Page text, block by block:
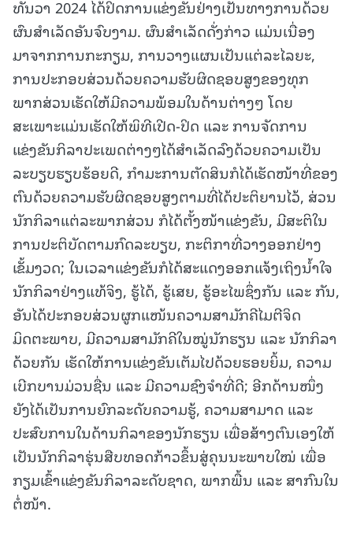
ທັນວາ 2024 ໄດ້ປິດການແຂ່ງຂັນຢ່າງເປັນທາງການດ້ວຍ
ຜົນສໍາເລັດອັນຈົບງາມ. ຜົນສຳເລັດດັ່ງກ່າວ ແມ່ນເນື່ອງ
ມາຈາກການກະກຽມ, ການວາງແຜນເປັນແຕ່ລະໄລຍະ,
ການປະກອບສ່ວນດ້ວຍຄວາມຮັບຜິດຊອບສູງຂອງທຸກ
ພາກສ່ວນເຮັດໃຫ້ມີຄວາມພ້ອມໃນດ້ານຕ່າງໆ ໂດຍ
ສະເພາະແມ່ນເຮັດໃຫ້ພິທີເປີດ-ປິດ ແລະ ການຈັດການ
ແຂ່ງຂັນກິລາປະເພດຕ່າງໆໄດ້ສຳເລັດລົງດ້ວຍຄວາມເປັນ
ລະບຽບຮຽບຮ້ອຍດີ, ກຳມະການຕັດສິນກໍໄດ້ເຮັດໜ້າທີ່ຂອງ
ຕົນດ້ວຍຄວາມຮັບຜິດຊອບສູງຕາມທີ່ໄດ້ປະຕິຍານໄວ້, ສ່ວນ
ນັກກິລາແຕ່ລະພາກສ່ວນ ກໍໄດ້ຕັ້ງໜ້າແຂ່ງຂັນ, ມີສະຕິໃນ
ການປະຕິບັດຕາມກົດລະບຽບ, ກະຕິກາທີ່ວາງອອກຢ່າງ
ເຂັ້ມງວດ; ໃນເວລາແຂ່ງຂັນກໍໄດ້ສະແດງອອກແຈ້ງເຖິງນໍ້າໃຈ
ນັກກິລາຢ່າງແທ້ຈິງ, ຮູ້ໄດ້, ຮູ້ເສຍ, ຮູ້ອະໄພຊຶ່ງກັນ ແລະ ກັນ,
ອັນໄດ້ປະກອບສ່ວນຜູກແໜ້ນຄວາມສາມັກຄີໄມຕີຈິດ
ມິດຕະພາບ, ມີຄວາມສາມັກຄີໃນໝູ່ນັກຮຽນ ແລະ ນັກກິລາ
ດ້ວຍກັນ ເຮັດໃຫ້ການແຂ່ງຂັນເຕັມໄປດ້ວຍຮອຍຍິ້ມ, ຄວາມ
ເບີກບານມ່ວນຊື່ນ ແລະ ມີຄວາມຊົງຈຳທີ່ດີ; ອີກດ້ານໜຶ່ງ
ຍັງໄດ້ເປັນການຍົກລະດັບຄວາມຮູ້, ຄວາມສາມາດ ແລະ
ປະສົບການໃນດ້ານກິລາຂອງນັກຮຽນ ເພື່ອສ້າງຕົນເອງໃຫ້
ເປັນນັກກິລາຮຸ່ນສືບທອດກ້າວຂຶ້ນສູ່ຄຸນນະພາບໃໝ່ ເພື່ອ
ກຽມເຂົ້າແຂ່ງຂັນກິລາລະດັບຊາດ, ພາກພື້ນ ແລະ ສາກົນໃນ
ຕໍ່ໜ້າ.